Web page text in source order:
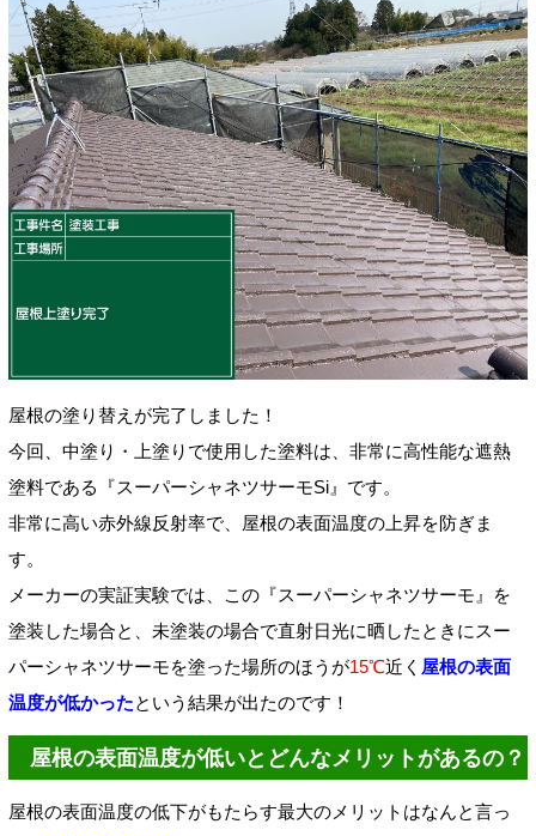
屋根の塗り替えが完了しました！
今回、中塗り・上塗りで使用した塗料は、非常に高性能な遮熱
塗料である『スーパーシャネツサーモSi』です。
非常に高い赤外線反射率で、屋根の表面温度の上昇を防ぎま
す。
メーカーの実証実験では、この『スーパーシャネツサーモ』を
塗装した場合と、未塗装の場合で直射日光に晒したときにスー
パーシャネツサーモを塗った場所のほうが15℃近く 屋根の表面
温度が低かったという結果が出たのです！
屋根の表面温度が低いとどんなメリットがあるの？
屋根の表面温度の低下がもたらす最大のメリットはなんと言っ